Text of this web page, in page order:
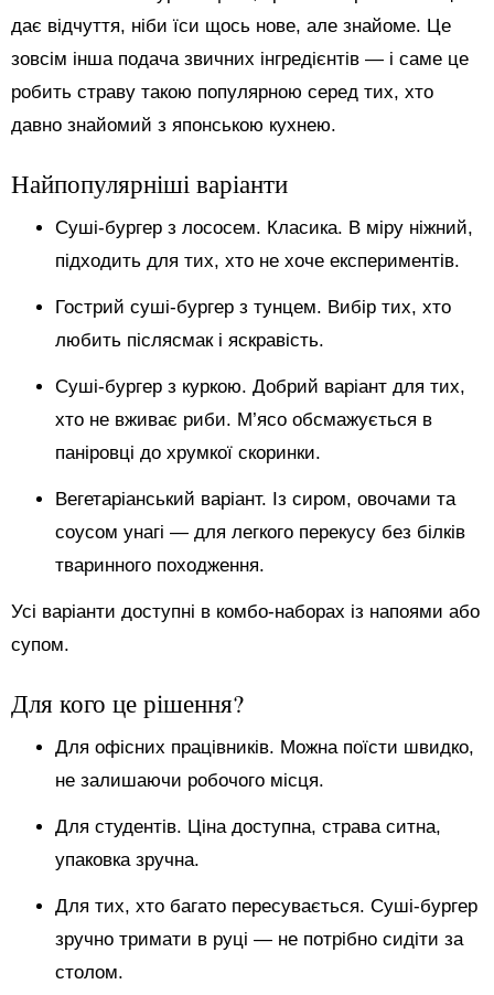
дає відчуття, ніби їси щось нове, але знайоме. Це
зовсім інша подача звичних інгредієнтів — і саме це
робить страву такою популярною серед тих, хто
давно знайомий з японською кухнею.
Найпопулярніші варіанти
Суші-бургер з лососем. Класика. В міру ніжний,
підходить для тих, хто не хоче експериментів.
Гострий суші-бургер з тунцем. Вибір тих, хто
любить післясмак і яскравість.
Суші-бургер з куркою. Добрий варіант для тих,
хто не вживає риби. М’ясо обсмажується в
паніровці до хрумкої скоринки.
Вегетаріанський варіант. Із сиром, овочами та
соусом унагі — для легкого перекусу без білків
тваринного походження.
Усі варіанти доступні в комбо-наборах із напоями або
супом.
Для кого це рішення?
Для офісних працівників. Можна поїсти швидко,
не залишаючи робочого місця.
Для студентів. Ціна доступна, страва ситна,
упаковка зручна.
Для тих, хто багато пересувається. Суші-бургер
зручно тримати в руці — не потрібно сидіти за
столом.